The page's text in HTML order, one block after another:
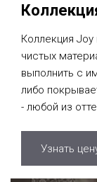
Коллекция Joy
чистых
выполнить с
либо
- любой из
Узнать